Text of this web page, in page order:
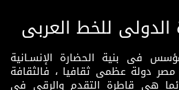
للخط العربى
فى بنية الحضارة الإنسـانية
مصر دولة عظمى ثقافيا ، فالثقافة
هى قاطرة التقدم والرقى فى